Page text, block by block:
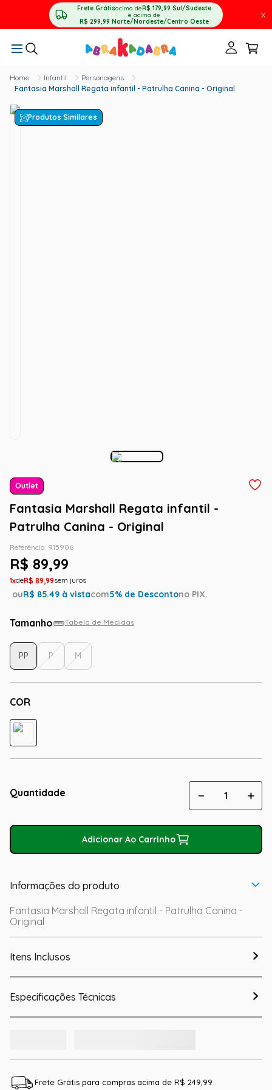
Frete Grátisacima deR$ 179,99 Sul/Sudeste
e acima de
R$ 299,99 Norte/Nordeste/Centro Oeste
X
Infantil
Personagens
Fantasia Marshall Regata infantil - Patrulha Canina - Original
Produtos Similares
Outlet
Fantasia Marshall Regata infantil -
Patrulha Canina - Original
Referência: 915906
R$ 89,99
1 R$ 89,99
ouR$ 85.49 à vistacom5% de Descontono PIX.
Tamanho Tabela de Medidas
COR
PP P M
Quantidade ＋
－
Adicionar Ao Carrinho
Informações do produto
Fantasia Marshall Regata infantil - Patrulha Canina -
Original
Itens Inclusos
Especificações Técnicas
Frete Grátis para compras acima de R$ 249,99